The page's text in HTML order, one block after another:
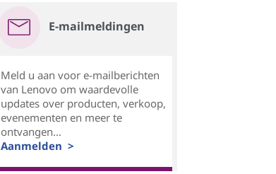
E-mailmeldingen
Meld u aan voor e-mailberichten
van Lenovo om waardevolle
updates over producten, verkoop,
evenementen en meer te
ontvangen...
Aanmelden >